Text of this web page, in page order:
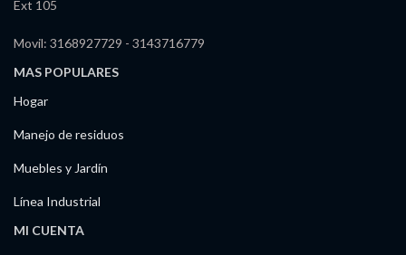
Ext 105
Movil: 3168927729 - 3143716779
MAS POPULARES
Hogar
Manejo de residuos
Muebles y Jardín
Línea Industrial
MI CUENTA